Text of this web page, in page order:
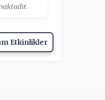
Etkinlikler